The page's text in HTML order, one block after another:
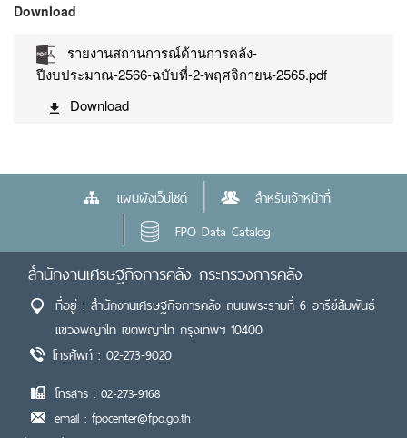
Download
รายงานสถานการณ์ด้านการคลัง-
ปีงบประมาณ-2566-ฉบับที่-2-พฤศจิกายน-2565.pdf
Download
แผนผังเว็บไซต์
สำหรับเจ้าหน้าที่
FPO Data Catalog
สำนักงานเศรษฐกิจการคลัง กระทรวงการคลัง
ที่อยู่ : สำนักงานเศรษฐกิจการคลัง ถนนพระรามที่ 6 อารีย์สัมพันธ์
แขวงพญาไท เขตพญาไท กรุงเทพฯ 10400
โทรศัพท์ : 02-273-9020
โทรสาร : 02-273-9168
email : fpocenter@fpo.go.th